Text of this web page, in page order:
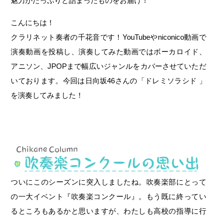
こんにちは！
クラリネット奏者の千花音です！YouTubeやniconico動画で
演奏動画を投稿し、演奏してみた動画ではボーカロイド、
アニソン、JPOPまで幅広いジャンルをカバーさせていただ
いております。今回は日向坂46さんの「ドレミソラシド 」
を演奏してみました！
ついにこのシーズンに突入しましたね。吹奏楽部にとって
の一大イベント『吹奏楽コンクール』。もう既に終ってい
るところもあるかと思いますが、わたしも高校の指導に行